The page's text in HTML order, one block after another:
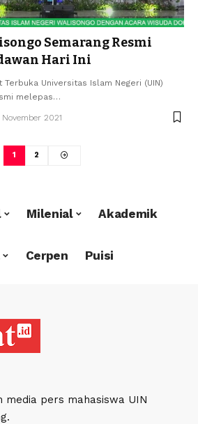
Semarang Resmi
Hari Ini
Universitas Islam Negeri (UIN)
melepas…
November 2021
1 2
Milenial Akademik
Cerpen Puisi
media pers mahasiswa UIN